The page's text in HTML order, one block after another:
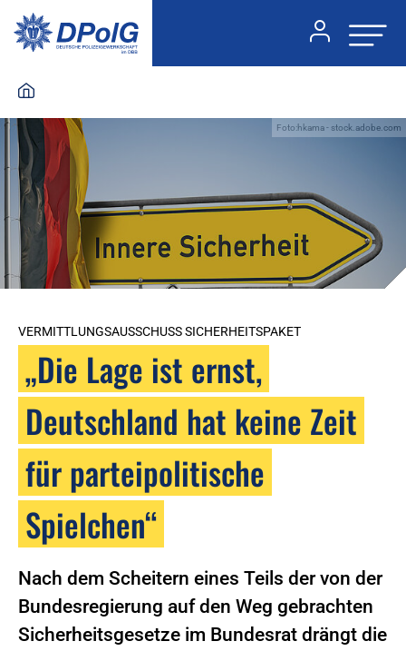
Foto:hkama - stock.adobe.com
VERMITTLUNGSAUSSCHUSS SICHERHEITSPAKET
„Die Lage ist ernst,
Deutschland hat keine Zeit
für parteipolitische
Spielchen“
Nach dem Scheitern eines Teils der von der
Bundesregierung auf den Weg gebrachten
Sicherheitsgesetze im Bundesrat drängt die